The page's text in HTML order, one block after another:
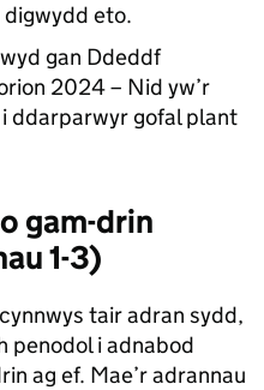
eto.
gan Ddeddf
2024 – Nid yw’r
ddarparwyr gofal plant
gam-drin
1-3)
tair adran sydd,
penodol i adnabod
ag ef. Mae’r adrannau